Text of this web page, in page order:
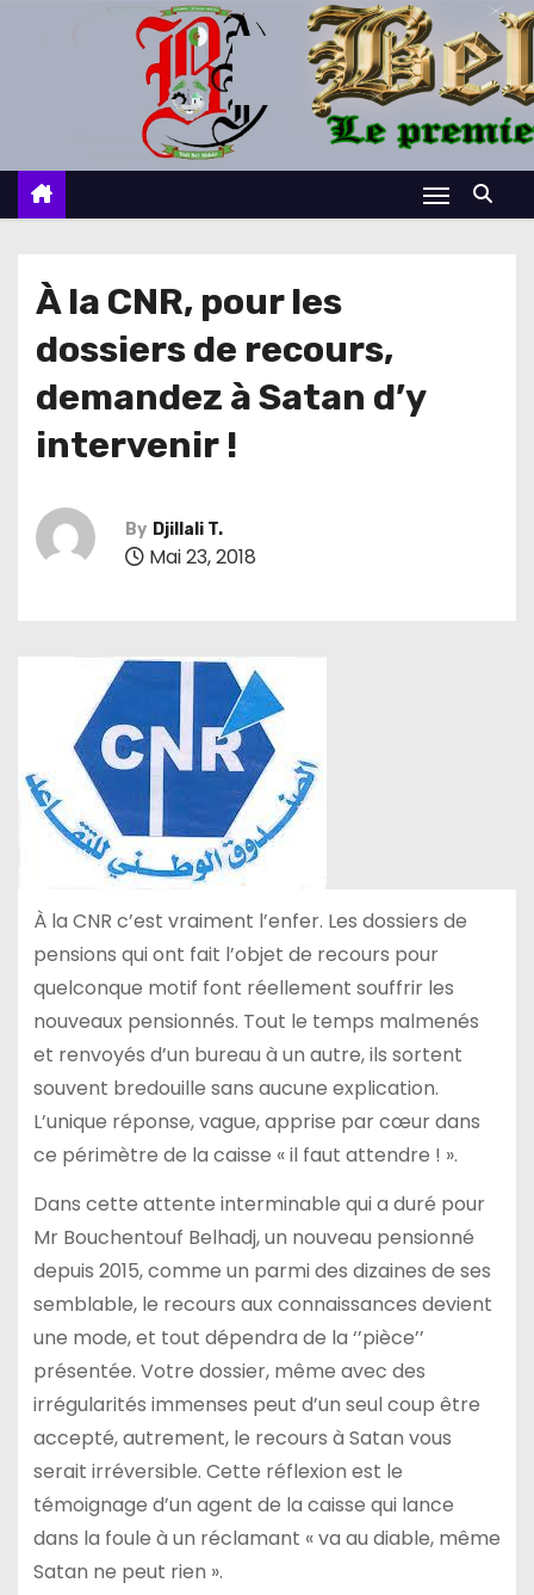
c
À la CNR, pour les
dossiers de recours,
demandez à Satan d’y
intervenir !
By Djillali T.
Mai 23, 2018
À la CNR c’est vraiment l’enfer. Les dossiers de
pensions qui ont fait l’objet de recours pour
quelconque motif font réellement souffrir les
nouveaux pensionnés. Tout le temps malmenés
et renvoyés d’un bureau à un autre, ils sortent
souvent bredouille sans aucune explication.
L’unique réponse, vague, apprise par cœur dans
ce périmètre de la caisse « il faut attendre ! ».
Dans cette attente interminable qui a duré pour
Mr Bouchentouf Belhadj, un nouveau pensionné
depuis 2015, comme un parmi des dizaines de ses
semblable, le recours aux connaissances devient
une mode, et tout dépendra de la ‘’pièce’’
présentée. Votre dossier, même avec des
irrégularités immenses peut d’un seul coup être
accepté, autrement, le recours à Satan vous
serait irréversible. Cette réflexion est le
témoignage d’un agent de la caisse qui lance
dans la foule à un réclamant « va au diable, même
Satan ne peut rien ».